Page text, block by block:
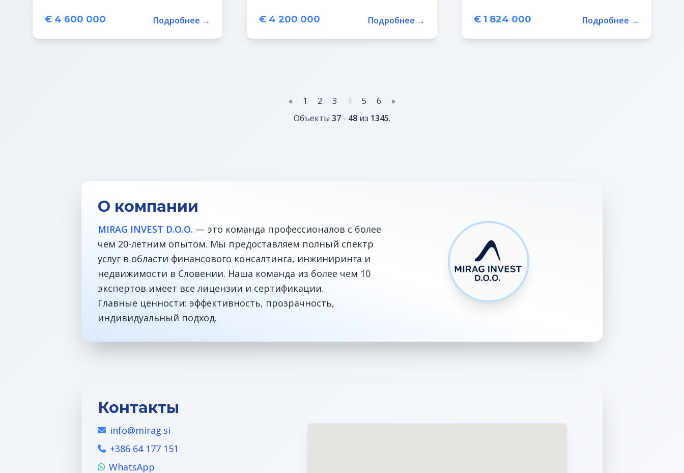
€ 4 600 000 Подробнее → € 4 200 000 Подробнее → € 1 824 000 Подробнее →
« 1 2 3 4 5 6
»
Объекты 37 - 48 из 1345.
О компании
MIRAG INVEST D.O.O. — это команда профессионалов с более
чем 20-летним опытом. Мы предоставляем полный спектр
услуг в области финансового консалтинга, инжиниринга и
недвижимости в Словении. Наша команда из более чем 10
экспертов имеет все лицензии и сертификации.
Главные ценности: эффективность, прозрачность,
индивидуальный подход.
Контакты
info@mirag.si
+386 64 177 151
WhatsApp